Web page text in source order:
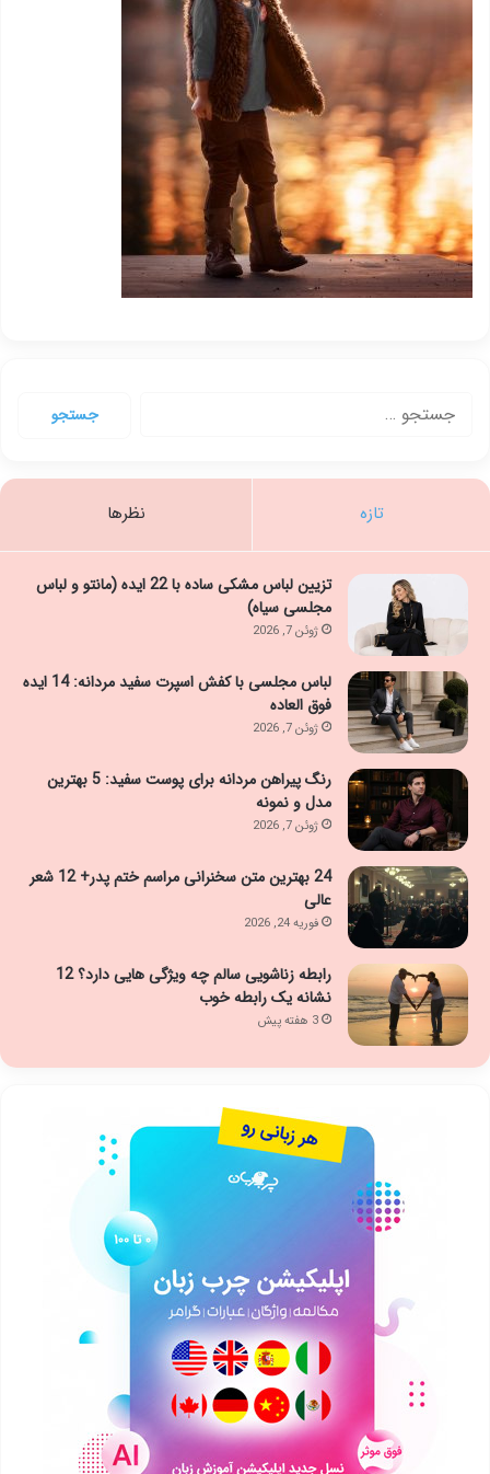
تازه نظرها
تزیین لباس مشکی ساده با 22 ایده (مانتو و لباس
مجلسی سیاه)
ژوئن 7, 2026
لباس مجلسی با کفش اسپرت سفید مردانه: 14 ایده
فوق العاده
ژوئن 7, 2026
رنگ پیراهن مردانه برای پوست سفید: 5 بهترین
مدل و نمونه
ژوئن 7, 2026
24 بهترین متن سخنرانی مراسم ختم پدر+ 12 شعر
عالی
فوریه 24, 2026
رابطه زناشویی سالم چه ویژگی هایی دارد؟ 12
نشانه یک رابطه خوب
3 هفته پیش